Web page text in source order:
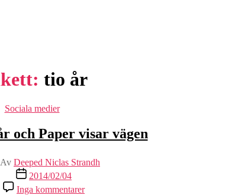
tio år
Kategorier
Sociala medier
och Paper visar vägen
Av Deeped Niclas Strandh
Inläggsdatum
2014/02/04
Inga kommentarer